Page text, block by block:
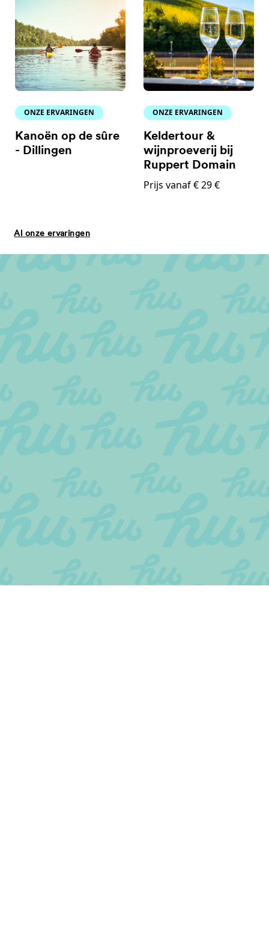
ONZE ERVARINGEN
Kanoën op de sûre
- Dillingen
ONZE ERVARINGEN
Keldertour &
wijnproeverij bij
Ruppert Domain
Prijs vanaf € 29 €
Al onze ervaringen